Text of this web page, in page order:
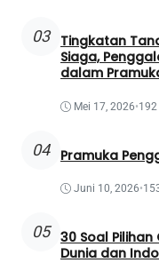
03
Tingkatan
Siaga,
dalam
Mei 17, 2026•
04 Pramuka
Juni 10, 2026•
05 30 Soal
Dunia dan